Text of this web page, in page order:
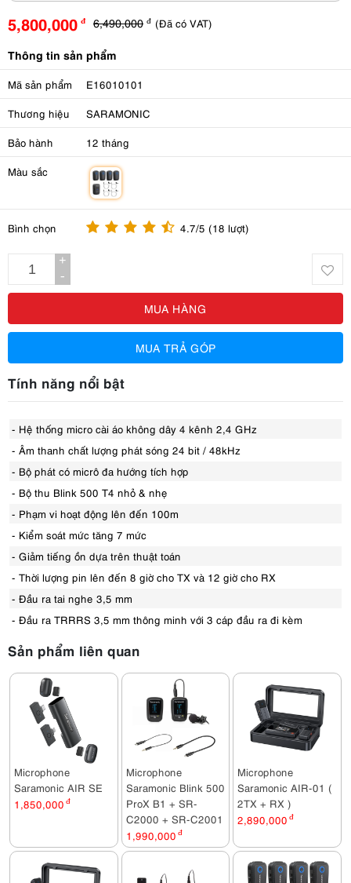
5,800,000 đ 6,490,000 đ (Đã có VAT)
Thông tin sản phẩm
Mã sản phẩm E16010101
Thương hiệu SARAMONIC
Bảo hành 12 tháng
Màu sắc
Bình chọn 4.7/5 (18 lượt)
+
-
MUA HÀNG
MUA TRẢ GÓP
Tính năng nổi bật
- Hệ thống micro cài áo không dây 4 kênh 2,4 GHz
- Âm thanh chất lượng phát sóng 24 bit / 48kHz
- Bộ phát có micrô đa hướng tích hợp
- Bộ thu Blink 500 T4 nhỏ & nhẹ
- Phạm vi hoạt động lên đến 100m
- Kiểm soát mức tăng 7 mức
- Giảm tiếng ồn dựa trên thuật toán
- Thời lượng pin lên đến 8 giờ cho TX và 12 giờ cho RX
- Đầu ra tai nghe 3,5 mm
- Đầu ra TRRRS 3,5 mm thông minh với 3 cáp đầu ra đi kèm
Sản phẩm liên quan
Microphone
Saramonic AIR SE
1,850,000 đ
Microphone
Saramonic Blink 500
ProX B1 + SR-
C2000 + SR-C2001
1,990,000 đ
Microphone
Saramonic AIR-01 (
2TX + RX )
2,890,000 đ